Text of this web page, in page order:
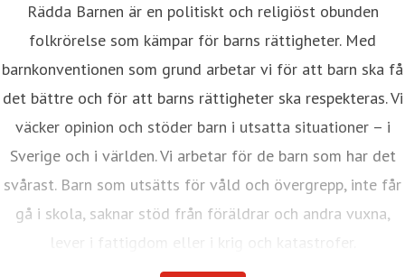
Rädda Barnen är en politiskt och religiöst obunden
folkrörelse som kämpar för barns rättigheter. Med
barnkonventionen som grund arbetar vi för att barn ska få
det bättre och för att barns rättigheter ska respekteras. Vi
väcker opinion och stöder barn i utsatta situationer – i
Sverige och i världen. Vi arbetar för de barn som har det
svårast. Barn som utsätts för våld och övergrepp, inte får
gå i skola, saknar stöd från föräldrar och andra vuxna,
lever i fattigdom eller i krig och katastrofer.
Internationella Rädda Barnen är en av världens största